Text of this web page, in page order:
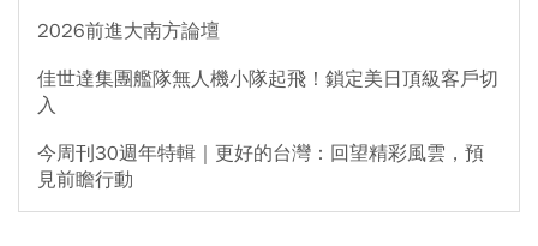
2026前進大南方論壇
佳世達集團艦隊無人機小隊起飛！鎖定美日頂級客戶切
入
今周刊30週年特輯｜更好的台灣：回望精彩風雲，預
見前瞻行動